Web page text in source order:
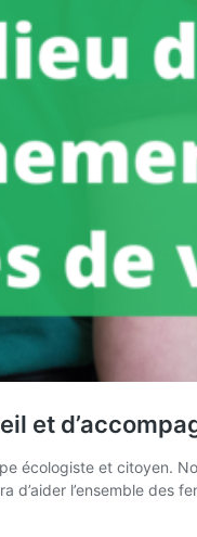
et
écologiste et citoyen.
l’ensemble des